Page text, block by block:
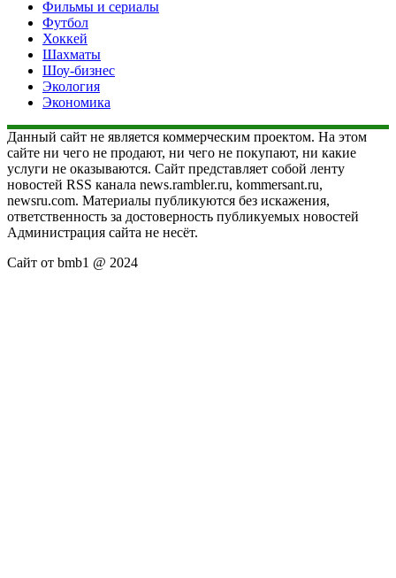
Фильмы и сериалы
Футбол
Хоккей
Шахматы
Шоу-бизнес
Экология
Экономика
Данный сайт не является коммерческим проектом. На этом
сайте ни чего не продают, ни чего не покупают, ни какие
услуги не оказываются. Сайт представляет собой ленту
новостей RSS канала news.rambler.ru, kommersant.ru,
newsru.com. Материалы публикуются без искажения,
ответственность за достоверность публикуемых новостей
Администрация сайта не несёт.
Сайт от bmb1 @ 2024